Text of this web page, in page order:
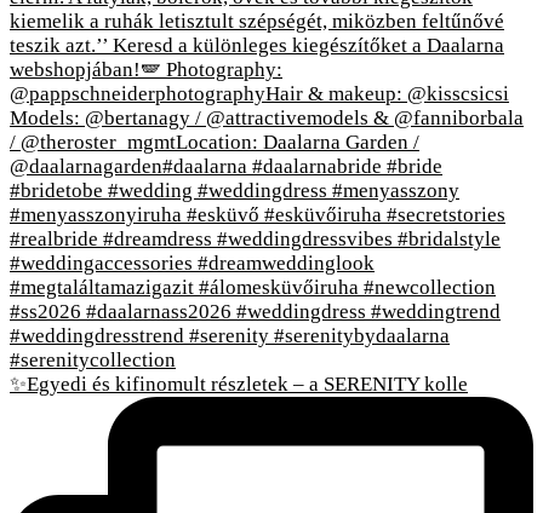
✨Egyedi és kifinomult részletek – a SERENITY kolle